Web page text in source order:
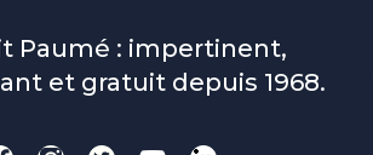
Paumé : impertinent,
et gratuit depuis 1968.